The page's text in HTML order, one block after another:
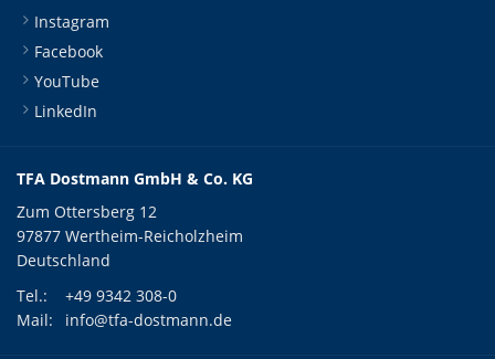
Instagram
Facebook
YouTube
LinkedIn
TFA Dostmann GmbH & Co. KG
Zum Ottersberg 12
97877 Wertheim-Reicholzheim
Deutschland
Tel.:
+49 9342 308-0
Mail:
info@tfa-dostmann.de